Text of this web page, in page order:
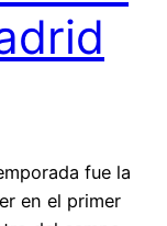
fue la
en el primer